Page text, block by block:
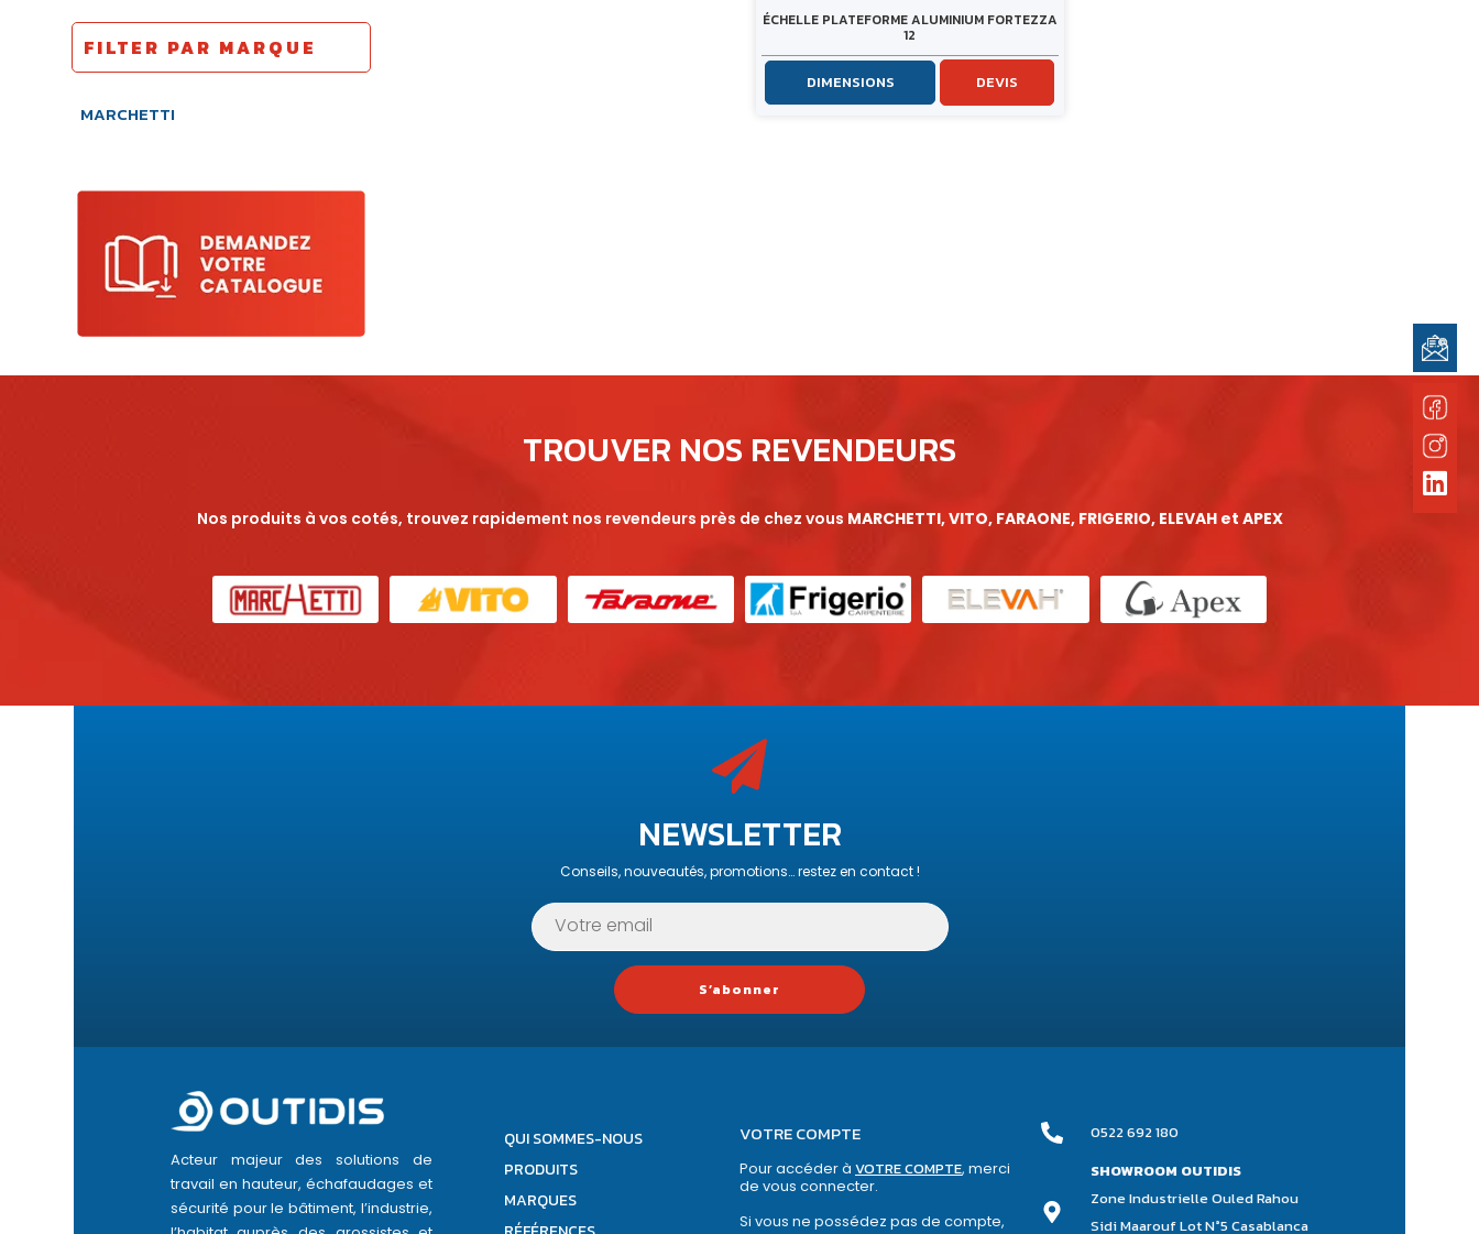
FILTER PAR MARQUE
MARCHETTI
ÉCHELLE PLATEFORME ALUMINIUM FORTEZZA
12
DIMENSIONS DEVIS
TROUVER NOS REVENDEURS
Nos produits à vos cotés, trouvez rapidement nos revendeurs près de chez vous MARCHETTI, VITO, FARAONE, FRIGERIO, ELEVAH et APEX
NEWSLETTER
Conseils, nouveautés, promotions… restez en contact !
S’abonner
Acteur majeur des solutions de
travail en hauteur, échafaudages et
sécurité pour le bâtiment, l’industrie,
QUI SOMMES-NOUS
PRODUITS
MARQUES
VOTRE COMPTE
Pour accéder à VOTRE COMPTE, merci
de vous connecter.
Si vous ne possédez pas de compte,
0522 692 180
SHOWROOM OUTIDIS
Zone Industrielle Ouled Rahou
Sidi Maarouf Lot N°5 Casablanca